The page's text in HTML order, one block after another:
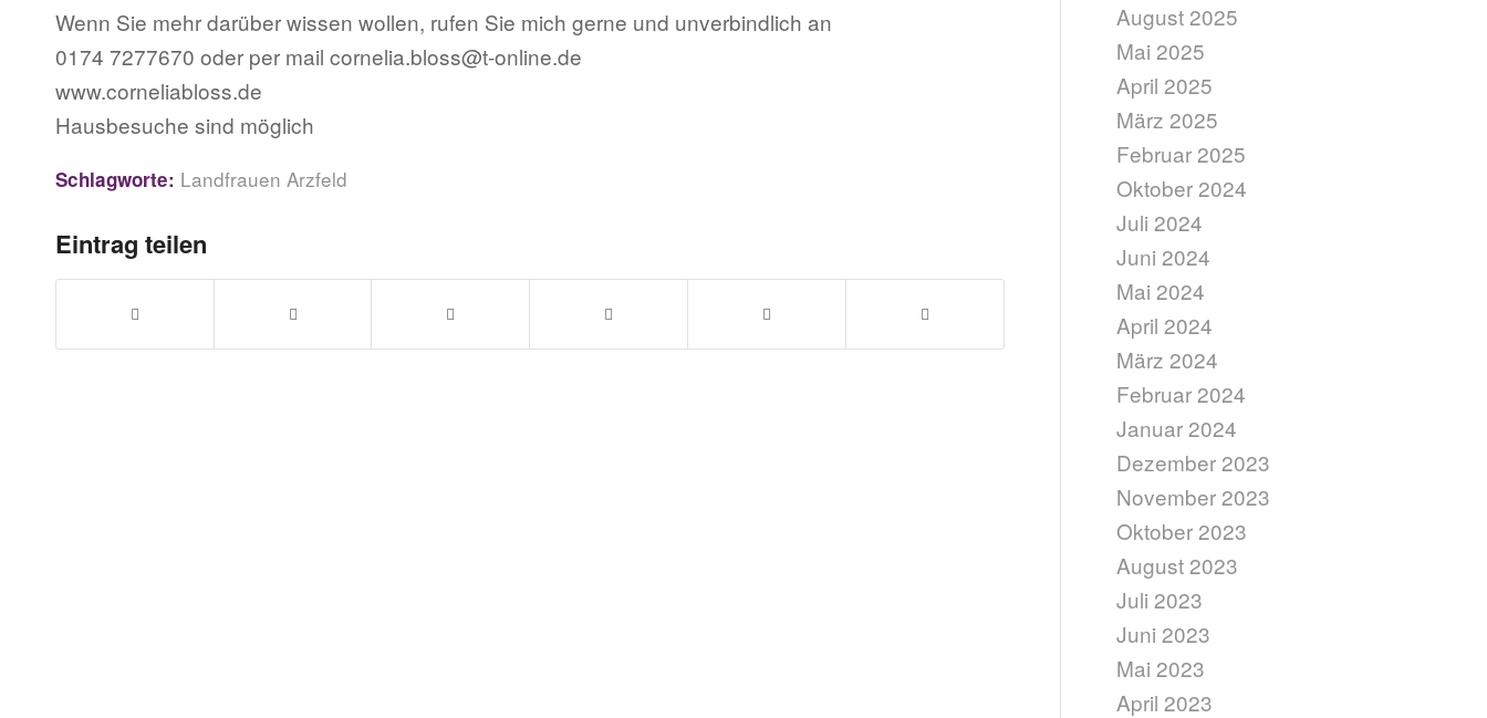
Wenn Sie mehr darüber wissen wollen, rufen Sie mich gerne und unverbindlich an
0174 7277670 oder per mail cornelia.bloss@t-online.de
www.corneliabloss.de
Hausbesuche sind möglich
Schlagworte: Landfrauen Arzfeld
Eintrag teilen
August 2025
Mai 2025
April 2025
März 2025
Februar 2025
Oktober 2024
Juli 2024
Juni 2024
Mai 2024
April 2024
März 2024
Februar 2024
Januar 2024
Dezember 2023
November 2023
Oktober 2023
August 2023
Juli 2023
Juni 2023
Mai 2023
April 2023